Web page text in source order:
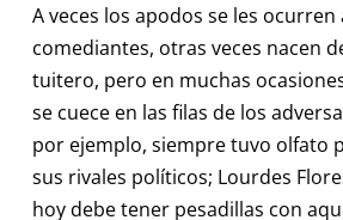
A veces los apodos se les ocurren
comediantes, otras veces nacen
tuitero, pero en muchas
se cuece en las filas de los
por ejemplo, siempre tuvo olfato
sus rivales políticos; Lourdes
hoy debe tener pesadillas con